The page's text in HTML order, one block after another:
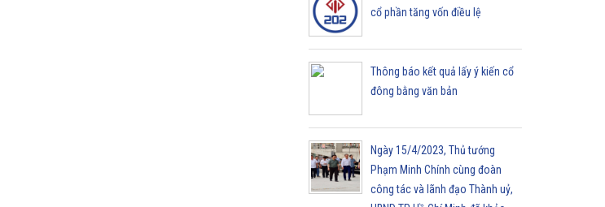
cổ phần tăng vốn điều lệ
Thông báo kết quả lấy ý kiến cổ
đông bằng văn bản
Ngày 15/4/2023, Thủ tướng
Phạm Minh Chính cùng đoàn
công tác và lãnh đạo Thành uỷ,